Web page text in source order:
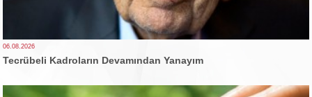
06.08.2026
Tecrübeli Kadroların Devamından Yanayım